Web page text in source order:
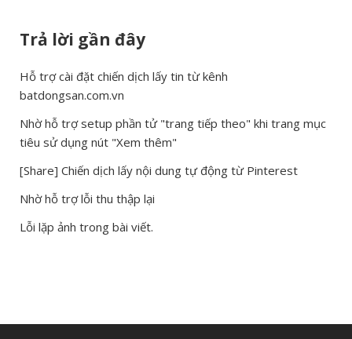
Trả lời gần đây
Hỗ trợ cài đặt chiến dịch lấy tin từ kênh
batdongsan.com.vn
Nhờ hỗ trợ setup phần tử "trang tiếp theo" khi trang mục
tiêu sử dụng nút "Xem thêm"
[Share] Chiến dịch lấy nội dung tự động từ Pinterest
Nhờ hỗ trợ lỗi thu thập lại
Lỗi lặp ảnh trong bài viết.